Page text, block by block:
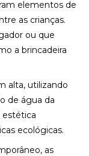
elementos de
as crianças.
ou que
a brincadeira
alta, utilizando
de água da
estética
ecológicas.
as